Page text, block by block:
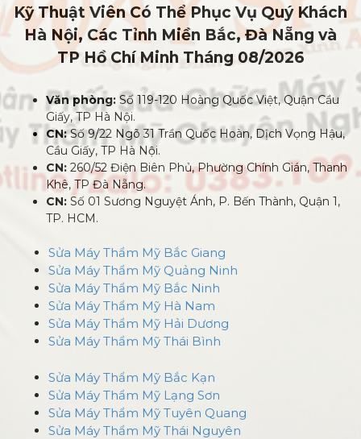
Kỹ Thuật Viên Có Thể Phục Vụ Quý Khách
Hà Nội, Các Tỉnh Miền Bắc, Đà Nẵng và
TP Hồ Chí Minh Tháng 08/2026
Văn phòng: Số 119-120 Hoàng Quốc Việt, Quận Cầu
Giấy, TP Hà Nội.
CN:Số 9/22 Ngõ 31 Trần Quốc Hoàn, Dịch Vọng Hậu,
Cầu Giấy, TP Hà Nội.
CN: 260/52 Điện Biên Phủ, Phường Chính Gián, Thanh
Khê, TP Đà Nẵng.
CN: Số 01 Sương Nguyệt Ánh, P. Bến Thành, Quận 1,
TP. HCM.
Sửa Máy Thẩm Mỹ Bắc Giang
Sửa Máy Thẩm Mỹ Quảng Ninh
Sửa Máy Thẩm Mỹ Bắc Ninh
Sửa Máy Thẩm Mỹ Hà Nam
Sửa Máy Thẩm Mỹ Hải Dương
Sửa Máy Thẩm Mỹ Thái Bình
Sửa Máy Thẩm Mỹ Bắc Kạn
Sửa Máy Thẩm Mỹ Lạng Sơn
Sửa Máy Thẩm Mỹ Tuyên Quang
Sửa Máy Thẩm Mỹ Thái Nguyên